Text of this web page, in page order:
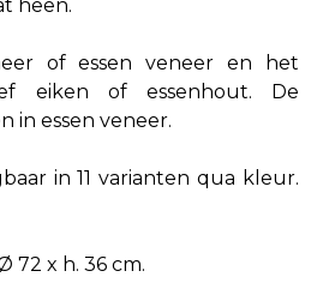
heen.
of essen veneer en het
eiken of essenhout. De
in essen veneer.
in 11 varianten qua kleur.
72 x h. 36 cm.